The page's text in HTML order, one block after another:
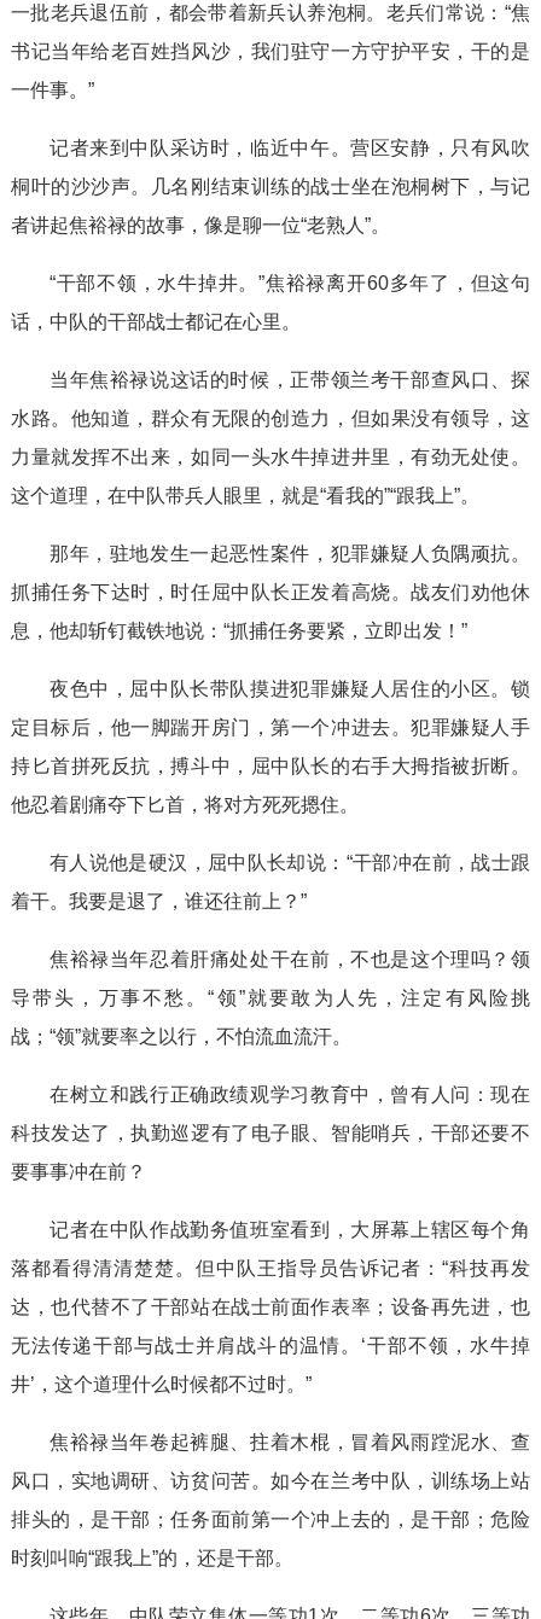
一批老兵退伍前，都会带着新兵认养泡桐。老兵们常说：“焦
书记当年给老百姓挡风沙，我们驻守一方守护平安，干的是
一件事。”
记者来到中队采访时，临近中午。营区安静，只有风吹
桐叶的沙沙声。几名刚结束训练的战士坐在泡桐树下，与记
者讲起焦裕禄的故事，像是聊一位“老熟人”。
“干部不领，水牛掉井。”焦裕禄离开60多年了，但这句
话，中队的干部战士都记在心里。
当年焦裕禄说这话的时候，正带领兰考干部查风口、探
水路。他知道，群众有无限的创造力，但如果没有领导，这
力量就发挥不出来，如同一头水牛掉进井里，有劲无处使。
这个道理，在中队带兵人眼里，就是“看我的”“跟我上”。
那年，驻地发生一起恶性案件，犯罪嫌疑人负隅顽抗。
抓捕任务下达时，时任屈中队长正发着高烧。战友们劝他休
息，他却斩钉截铁地说：“抓捕任务要紧，立即出发！”
夜色中，屈中队长带队摸进犯罪嫌疑人居住的小区。锁
定目标后，他一脚踹开房门，第一个冲进去。犯罪嫌疑人手
持匕首拼死反抗，搏斗中，屈中队长的右手大拇指被折断。
他忍着剧痛夺下匕首，将对方死死摁住。
有人说他是硬汉，屈中队长却说：“干部冲在前，战士跟
着干。我要是退了，谁还往前上？”
焦裕禄当年忍着肝痛处处干在前，不也是这个理吗？领
导带头，万事不愁。“领”就要敢为人先，注定有风险挑
战；“领”就要率之以行，不怕流血流汗。
在树立和践行正确政绩观学习教育中，曾有人问：现在
科技发达了，执勤巡逻有了电子眼、智能哨兵，干部还要不
要事事冲在前？
记者在中队作战勤务值班室看到，大屏幕上辖区每个角
落都看得清清楚楚。但中队王指导员告诉记者：“科技再发
达，也代替不了干部站在战士前面作表率；设备再先进，也
无法传递干部与战士并肩战斗的温情。‘干部不领，水牛掉
井’，这个道理什么时候都不过时。”
焦裕禄当年卷起裤腿、拄着木棍，冒着风雨蹚泥水、查
风口，实地调研、访贫问苦。如今在兰考中队，训练场上站
排头的，是干部；任务面前第一个冲上去的，是干部；危险
时刻叫响“跟我上”的，还是干部。